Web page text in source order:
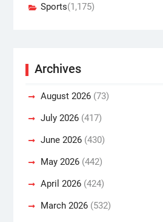
Sports(1,175)
Archives
August 2026(73)
July 2026(417)
June 2026(430)
May 2026(442)
April 2026(424)
March 2026(532)